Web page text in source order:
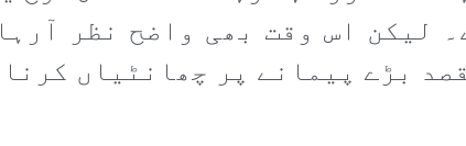
لیکن اس وقت بھی واضح نظر
بڑے پیمانے پر چھانٹیاں